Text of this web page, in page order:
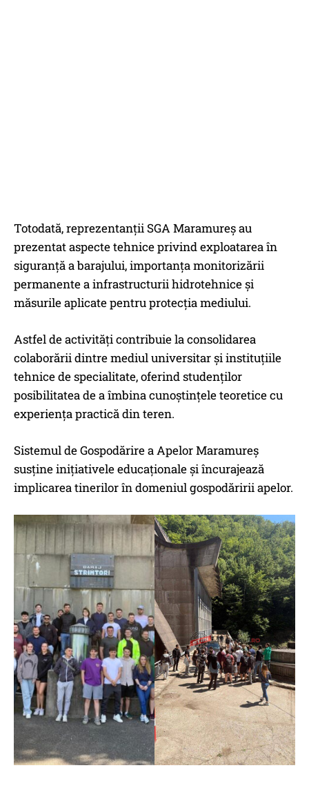
Totodată, reprezentanții SGA Maramureș au
prezentat aspecte tehnice privind exploatarea în
siguranță a barajului, importanța monitorizării
permanente a infrastructurii hidrotehnice și
măsurile aplicate pentru protecția mediului.
Astfel de activități contribuie la consolidarea
colaborării dintre mediul universitar și instituțiile
tehnice de specialitate, oferind studenților
posibilitatea de a îmbina cunoștințele teoretice cu
experiența practică din teren.
Sistemul de Gospodărire a Apelor Maramureș
susține inițiativele educaționale și încurajează
implicarea tinerilor în domeniul gospodăririi apelor.